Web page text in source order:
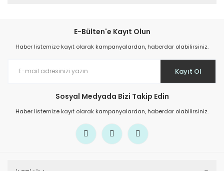
E-Bülten'e Kayıt Olun
Haber listemize kayıt olarak kampanyalardan, haberdar olabilirsiniz.
Kayıt Ol
Sosyal Medyada Bizi Takip Edin
Haber listemize kayıt olarak kampanyalardan, haberdar olabilirsiniz.